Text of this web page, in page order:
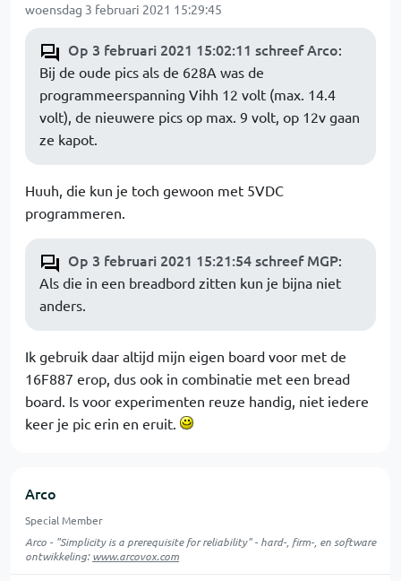
woensdag 3 februari 2021 15:29:45
Op 3 februari 2021 15:02:11 schreef Arco:
Bij de oude pics als de 628A was de
programmeerspanning Vihh 12 volt (max. 14.4
volt), de nieuwere pics op max. 9 volt, op 12v gaan
ze kapot.
Huuh, die kun je toch gewoon met 5VDC
programmeren.
Op 3 februari 2021 15:21:54 schreef MGP:
Als die in een breadbord zitten kun je bijna niet
anders.
Ik gebruik daar altijd mijn eigen board voor met de
16F887 erop, dus ook in combinatie met een bread
board. Is voor experimenten reuze handig, niet iedere
keer je pic erin en eruit.
Arco
Special Member
Arco - "Simplicity is a prerequisite for reliability" - hard-, firm-, en software
ontwikkeling:www.arcovox.com